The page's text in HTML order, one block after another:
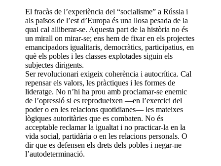
El fracàs de l’experiència del “socialisme” a Rússia i
als països de l’est d’Europa és una llosa pesada de la
qual cal alliberar-se. Aquesta part de la història no és
un mirall on mirar-se; ens hem de fixar en els projectes
emancipadors igualitaris, democràtics, participatius, en
què els pobles i les classes explotades siguin els
subjectes dirigents.
Ser revolucionari exigeix coherència i autocrítica. Cal
repensar els valors, les pràctiques i les formes de
lideratge. No n’hi ha prou amb proclamar-se enemic
de l’opressió si es reprodueixen —en l’exercici del
poder o en les relacions quotidianes— les mateixes
lògiques autoritàries que es combaten. No és
acceptable reclamar la igualtat i no practicar-la en la
vida social, partidària o en les relacions personals. O
dir que es defensen els drets dels pobles i negar-ne
l’autodeterminació.